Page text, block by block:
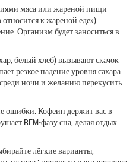
мяса или жареной пищи
к жареной еде»)
Организм будет заноситься в
белый хлеб) вызывают скачок
резкое падение уровня сахара.
ночи и желанию перекусить
ошибки. Кофеин держит вас в
REM‑фазу сна, делая отдых
лёгкие варианты,